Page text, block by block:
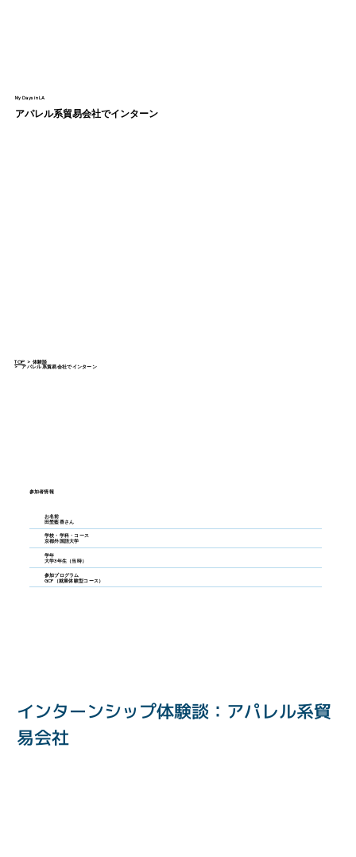
My Days in LA
アパレル系貿易会社でインターン
TOP > 体験談
> アパレル系貿易会社でインターン
参加者情報
お名前
田埜藍香さん
学校・学科・コース
京都外国語大学
学年
大学3年生（当時）
参加プログラム
GCP（就業体験型コース）
インターンシップ体験談：アパレル系貿
易会社